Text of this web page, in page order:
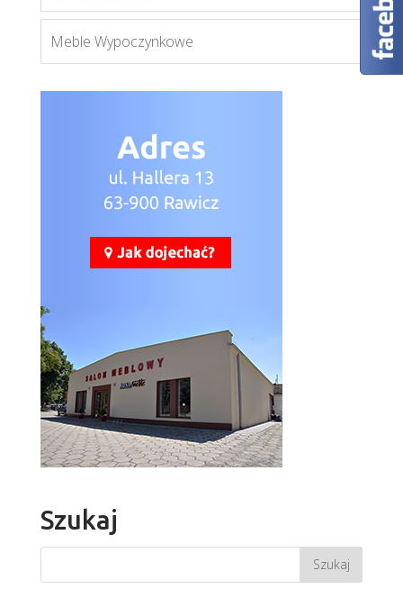
Meble Wypoczynkowe
Szukaj